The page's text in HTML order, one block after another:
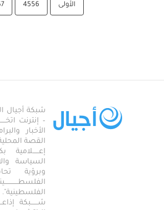
الأولى 4556
شبكة أجيال
– إنترنت
الأخبار
القصة المحلية
إعــــــلامية
السياسة
وبرؤية
الفلسطينية".
شـــــــبكة